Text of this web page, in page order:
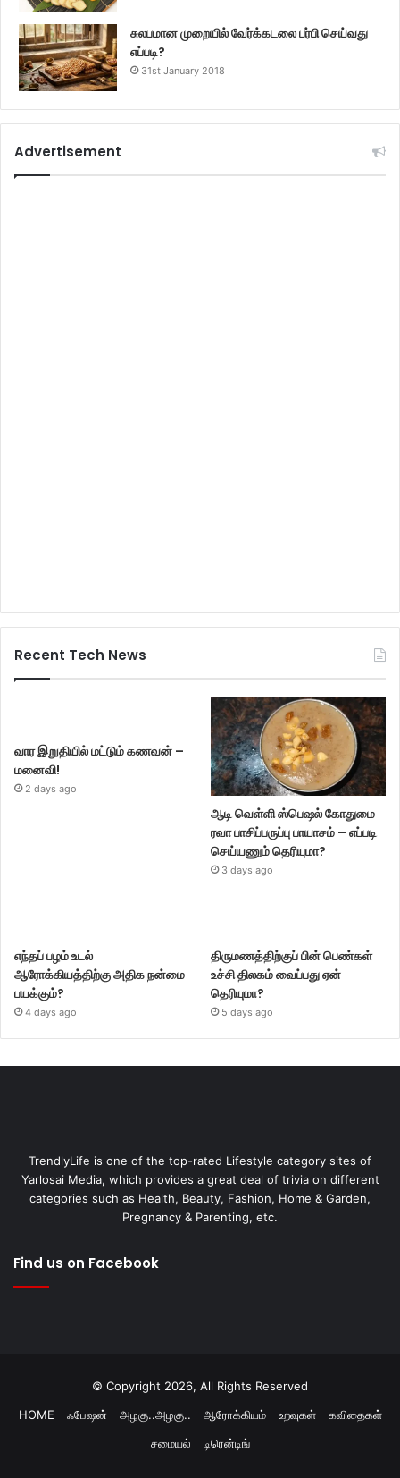
சுலபமான முறையில் வேர்க்கடலை பர்பி செய்வது
எப்படி?
31st January 2018
Advertisement
Recent Tech News
வார இறுதியில் மட்டும் கணவன் –
மனைவி!
2 days ago
ஆடி வெள்ளி ஸ்பெஷல் கோதுமை
ரவா பாசிப்பருப்பு பாயாசம் – எப்படி
செய்யணும் தெரியுமா?
3 days ago
எந்தப் பழம் உடல்
ஆரோக்கியத்திற்கு அதிக நன்மை
பயக்கும்?
4 days ago
திருமணத்திற்குப் பின் பெண்கள்
உச்சி திலகம் வைப்பது ஏன்
தெரியுமா?
5 days ago
TrendlyLife is one of the top-rated Lifestyle category sites of
Yarlosai Media, which provides a great deal of trivia on different
categories such as Health, Beauty, Fashion, Home & Garden,
Pregnancy & Parenting, etc.
Find us on Facebook
© Copyright 2026, All Rights Reserved
HOME
ஃபேஷன் அழகு..அழகு.. ஆரோக்கியம் உறவுகள்
கவிதைகள்
சமையல்
டிரென்டிங்